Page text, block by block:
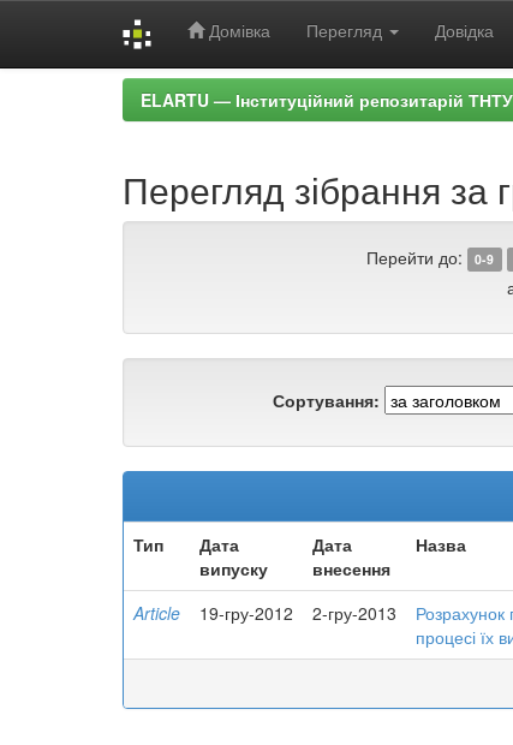
Домівка Перегляд Довідка
ELARTU — Інституційний репозитарій
Перегляд зібрання
Перейти до: 0-9
Сортування:
Тип
Дата
випуску
Дата
внесення
Назва
Article 19-гру-2012 2-гру-2013
Розрахунок
процесі їх